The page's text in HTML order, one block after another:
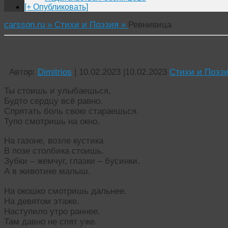
[+ Опубликовать]
carsson.ru » Стихи и Поэзия » Ревнивица
Автор: Dimitrios | 10.02.2023 |10.02.2023 Стихи и
Ты стоишь и улыбаешься,
Будто сердцу всё равно.
Спрятать боль свою стараешься.
Тупо смотришь на окно.
На газоне, возле кустика
В позе столбика стоишь.
Зубки – жемчуг, глазки – бусинки.
А в животике малыш.
На окошко смотришь дальнее.
На девятом этаже.
Наступило утро раннее.
Там давно не спят уже.